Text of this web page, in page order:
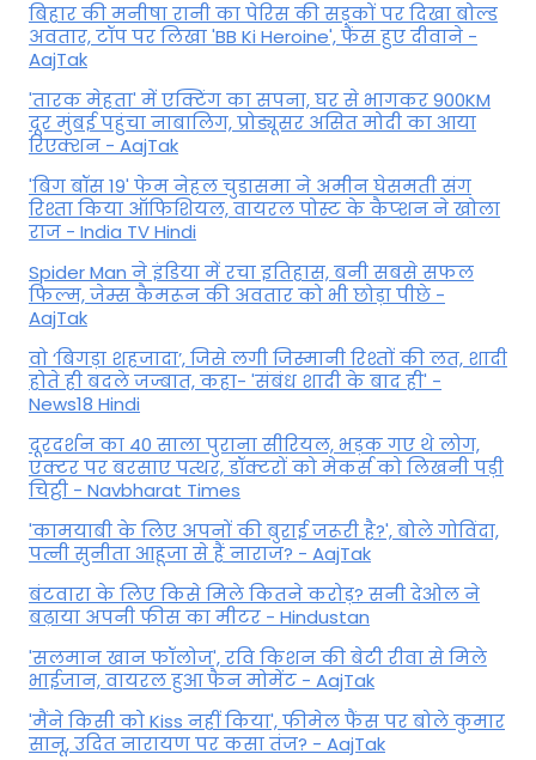
बिहार की मनीषा रानी का पेरिस की सड़कों पर दिखा बोल्ड
अवतार, टॉप पर लिखा 'BB Ki Heroine', फैंस हुए दीवाने -
AajTak
'तारक मेहता' में एक्टिंग का सपना, घर से भागकर 900KM
दूर मुंबई पहुंचा नाबालिग, प्रोड्यूसर असित मोदी का आया
रिएक्शन - AajTak
'बिग बॉस 19' फेम नेहल चुडासमा ने अमीन घेसमती संग
रिश्ता किया ऑफिशियल, वायरल पोस्ट के कैप्शन ने खोला
राज - India TV Hindi
Spider Man ने इंडिया में रचा इतिहास, बनी सबसे सफल
फिल्म, जेम्स कैमरून की अवतार को भी छोड़ा पीछे -
AajTak
वो ‘बिगड़ा शहजादा’, जिसे लगी जिस्मानी रिश्तों की लत, शादी
होते ही बदले जज्बात, कहा- 'संबंध शादी के बाद ही' -
News18 Hindi
दूरदर्शन का 40 साला पुराना सीरियल, भड़क गए थे लोग,
एक्टर पर बरसाए पत्थर, डॉक्टरों को मेकर्स को लिखनी पड़ी
चिट्ठी - Navbharat Times
'कामयाबी के लिए अपनों की बुराई जरूरी है?', बोले गोविंदा,
पत्नी सुनीता आहूजा से हैं नाराज? - AajTak
बंटवारा के लिए किसे मिले कितने करोड़? सनी देओल ने
बढ़ाया अपनी फीस का मीटर - Hindustan
'सलमान खान फॉलोज', रवि किशन की बेटी रीवा से मिले
भाईजान, वायरल हुआ फैन मोमेंट - AajTak
'मैंने किसी को Kiss नहीं किया', फीमेल फैंस पर बोले कुमार
सानू, उदित नारायण पर कसा तंज? - AajTak